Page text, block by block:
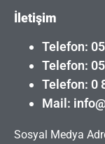
İletişim
Telefon:
Telefon:
Telefon: 0
Mail:
Sosyal Medya